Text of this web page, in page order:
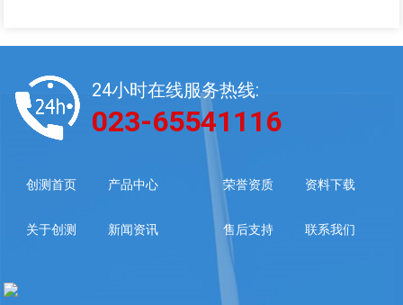
24小时在线服务热线:
023-65541116
创测首页 产品中心
关于创测 新闻资讯
荣誉资质 资料下载
售后支持 联系我们